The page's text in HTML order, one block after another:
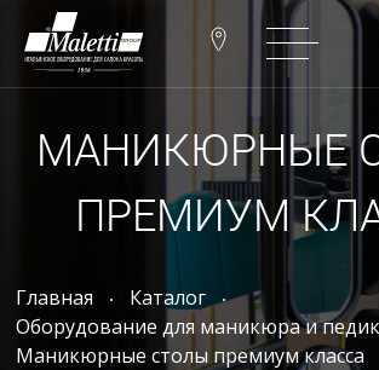
МАНИКЮРНЫЕ
ПРЕМИУМ
Главная
Каталог
Оборудование для маникюра и
Маникюрные столы премиум класса